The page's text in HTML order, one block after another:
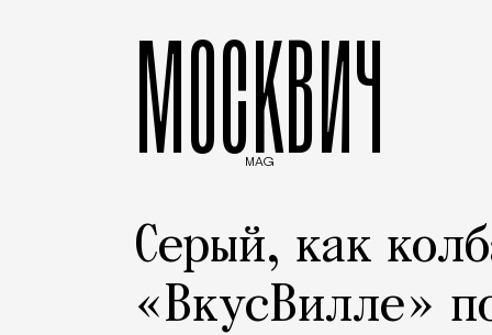
МОСКВИЧ
MAG
Серый, как
«ВкусВилле»